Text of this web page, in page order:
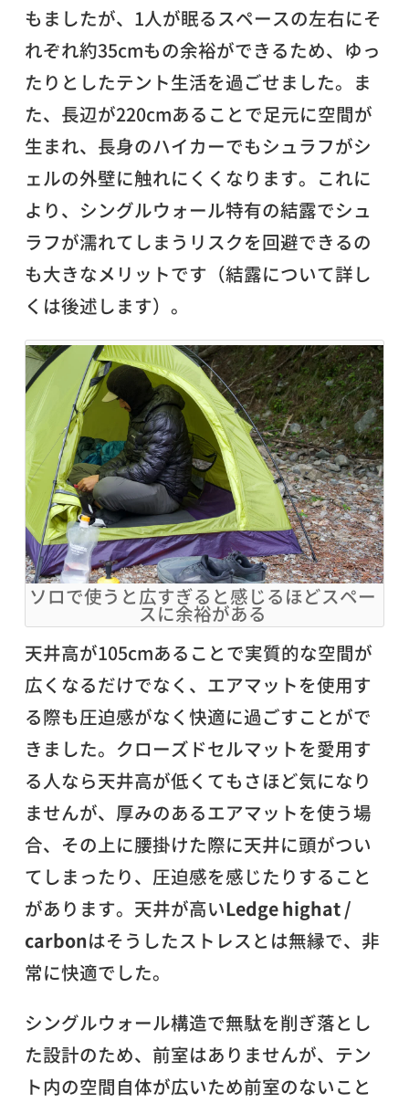
もましたが、1人が眠るスペースの左右にそ
れぞれ約35cmもの余裕ができるため、ゆっ
たりとしたテント生活を過ごせました。ま
た、長辺が220cmあることで足元に空間が
生まれ、長身のハイカーでもシュラフがシ
ェルの外壁に触れにくくなります。これに
より、シングルウォール特有の結露でシュ
ラフが濡れてしまうリスクを回避できるの
も大きなメリットです（結露について詳し
くは後述します）。
ソロで使うと広すぎると感じるほどスペー
スに余裕がある
天井高が105cmあることで実質的な空間が
広くなるだけでなく、エアマットを使用す
る際も圧迫感がなく快適に過ごすことがで
きました。クローズドセルマットを愛用す
る人なら天井高が低くてもさほど気になり
ませんが、厚みのあるエアマットを使う場
合、その上に腰掛けた際に天井に頭がつい
てしまったり、圧迫感を感じたりすること
があります。天井が高いLedge highat /
carbonはそうしたストレスとは無縁で、非
常に快適でした。
シングルウォール構造で無駄を削ぎ落とし
た設計のため、前室はありませんが、テン
ト内の空間自体が広いため前室のないこと